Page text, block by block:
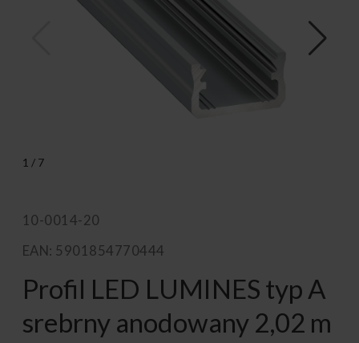
1 / 7
10-0014-20
EAN: 5901854770444
Profil LED LUMINES typ A
srebrny anodowany 2,02 m